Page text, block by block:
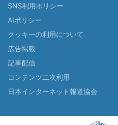
SNS利用ポリシー
AIポリシー
クッキーの利用について
広告掲載
記事配信
コンテンツ二次利用
日本インターネット報道協会